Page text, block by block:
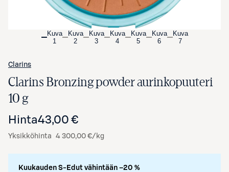
Kuva
1
Kuva
2
Kuva
3
Kuva
4
Kuva
5
Kuva
6
Kuva
7
Clarins
Clarins Bronzing powder aurinkopuuteri
10 g
Hinta43,00 €
Yksikköhinta 4 300,00 €/kg
Kuukauden S-Edut vähintään –20 %